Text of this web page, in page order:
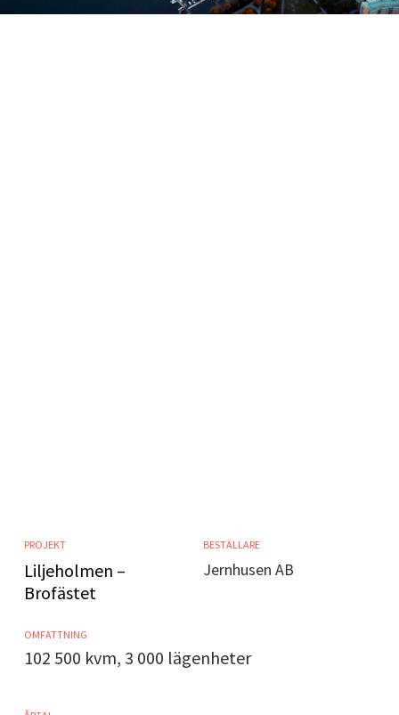
PROJEKT
Liljeholmen –
Brofästet
BESTÄLLARE
Jernhusen AB
OMFATTNING
102 500 kvm, 3 000 lägenheter